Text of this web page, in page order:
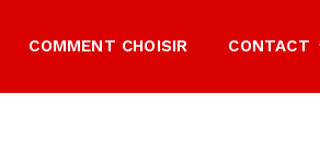
COMMENT CHOISIR CONTACT